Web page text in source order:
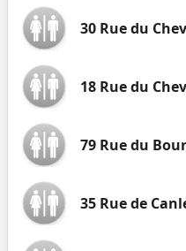
30 Rue du
18 Rue du
79 Rue du
35 Rue de